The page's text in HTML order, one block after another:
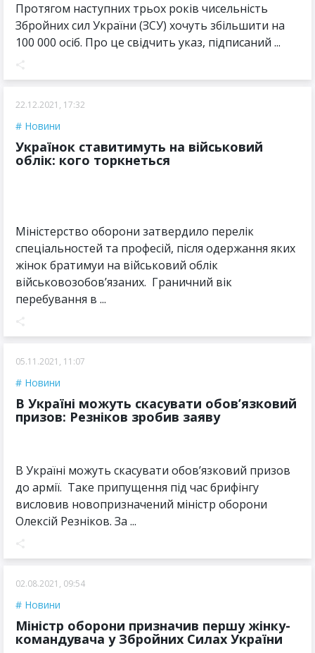
Протягом наступних трьох років чисельність
Збройних сил України (ЗСУ) хочуть збільшити на
100 000 осіб. Про це свідчить указ, підписаний ...
22.12.2021, 17:32
Новини
Українок ставитимуть на військовий
облік: кого торкнеться
Міністерство оборони затвердило перелік
спеціальностей та професій, після одержання яких
жінок братимуи на військовий облік
військовозобов’язаних. Граничний вік
перебування в ...
05.11.2021, 11:07
Новини
В Україні можуть скасувати обов’язковий
призов: Резніков зробив заяву
В Україні можуть скасувати обов’язковий призов
до армії. Таке припущення під час брифінгу
висловив новопризначений міністр оборони
Олексій Резніков. За ...
02.08.2021, 09:54
Новини
Міністр оборони призначив першу жінку-
командувача у Збройних Силах України